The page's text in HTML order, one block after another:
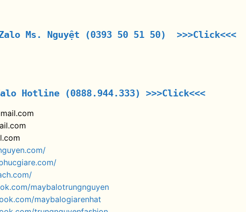
Ms. Nguyệt (0393 50 51 50) >>>Click<<<
Hotline (0888.944.333) >>>Click<<<
maybalotrungnguyen
maybalogiarenhat